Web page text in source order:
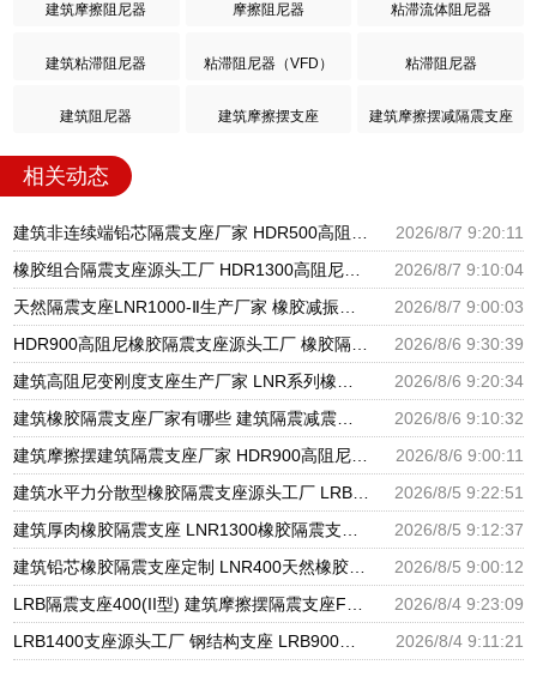
建筑摩擦阻尼器 摩擦阻尼器 粘滞流体阻尼器
建筑粘滞阻尼器 粘滞阻尼器（VFD） 粘滞阻尼器
建筑阻尼器 建筑摩擦摆支座 建筑摩擦摆减隔震支座
相关动态
建筑非连续端铅芯隔震支座厂家 HDR500高阻尼橡胶支座多少钱 建筑橡胶隔震支座LNRLRB源头工厂
2026/8/7 9:20:11
橡胶组合隔震支座源头工厂 HDR1300高阻尼支座 天然橡胶隔震支座厂家直销
2026/8/7 9:10:04
天然隔震支座LNR1000-Ⅱ生产厂家 橡胶减振支座厂家 HDR600隔震支座厂家
2026/8/7 9:00:03
HDR900高阻尼橡胶隔震支座源头工厂 橡胶隔震支座商家生产厂家 LRB支座厂家
2026/8/6 9:30:39
建筑高阻尼变刚度支座生产厂家 LNR系列橡胶隔震支座源头工厂 HDR900高阻尼隔震支座
2026/8/6 9:20:34
建筑橡胶隔震支座厂家有哪些 建筑隔震减震隔震支座源头工厂 LNR1300天然隔震支座生产厂家
2026/8/6 9:10:32
建筑摩擦摆建筑隔震支座厂家 HDR900高阻尼橡胶支座多少钱 橡胶隔震支座供应商源头工厂
2026/8/6 9:00:11
建筑水平力分散型橡胶隔震支座源头工厂 LRB隔震支座 隔震支座LRB1200厂家
2026/8/5 9:22:51
建筑厚肉橡胶隔震支座 LNR1300橡胶隔震支座 建筑分散力型橡胶隔震支座源头工厂
2026/8/5 9:12:37
建筑铅芯橡胶隔震支座定制 LNR400天然橡胶隔震支座厂家电话 LRB橡胶隔震支座1100厂家
2026/8/5 9:00:12
LRB隔震支座400(II型) 建筑摩擦摆隔震支座FPS3A厂家 600的隔震支座
2026/8/4 9:23:09
LRB1400支座源头工厂 钢结构支座 LRB900铅芯橡胶隔震支座源头工厂
2026/8/4 9:11:21